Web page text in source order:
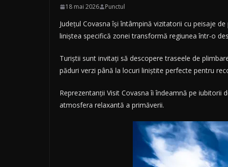
18 mai 2026 Punctul
Județul Covasna își întâmpină vizitatorii cu peisaje
liniștea specifică zonei transformă regiunea într-o
Turiștii sunt invitați să descopere traseele de
păduri verzi până la locuri liniștite perfecte pentru
Reprezentanții Visit Covasna îi îndeamnă pe
atmosfera relaxantă a primăverii.